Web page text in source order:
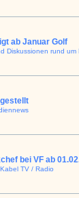
ab Januar Golf
Diskussionen rund um
bei VF ab
TV / Radio